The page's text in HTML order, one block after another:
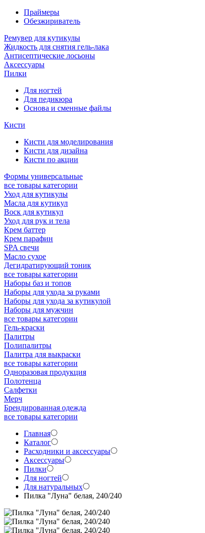
Праймеры
Обезжириватель
Ремувер для кутикулы
Жидкость для снятия гель-лака
Антисептические лосьоны
Аксессуары
Пилки
Для ногтей
Для педикюра
Основа и сменные файлы
Кисти
Кисти для моделирования
Кисти для дизайна
Кисти по акции
Формы универсальные
все товары категории
Уход для кутикулы
Масла для кутикул
Воск для кутикул
Уход для рук и тела
Крем баттер
Крем парафин
SPA свечи
Масло сухое
Дегидратирующий тоник
все товары категории
Наборы баз и топов
Наборы для ухода за руками
Наборы для ухода за кутикулой
Наборы для мужчин
все товары категории
Гель-краски
Палитры
Полипалитры
Палитра для выкраски
все товары категории
Одноразовая продукция
Полотенца
Салфетки
Мерч
Брендированная одежда
все товары категории
Главная
Каталог
Расходники и аксессуары
Аксессуары
Пилки
Для ногтей
Для натуральных
Пилка "Луна" белая, 240/240